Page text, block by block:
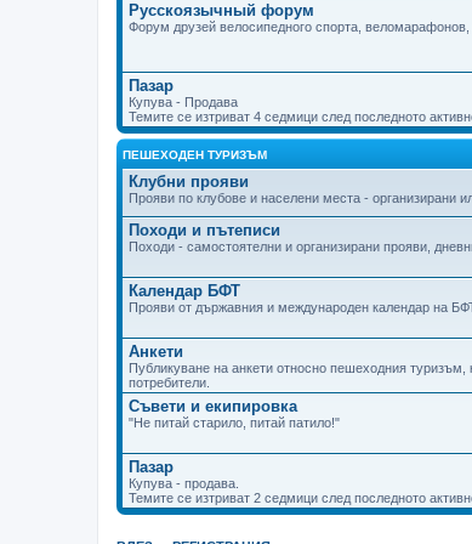
Русскоязычный форум
Форум друзей велосипедного спорта, веломарафонов,
Пазар
Купува - Продава
Темите се изтриват 4 седмици след последното
ПЕШЕХОДЕН ТУРИЗЪМ
Клубни прояви
Прояви по клубове и населени места - организирани
Походи и пътеписи
Походи - самостоятелни и организирани прояви,
Календар БФТ
Прояви от държавния и международен календар на
Анкети
Публикуване на анкети относно пешеходния туризъм,
потребители.
Съвети и екипировка
"Не питай старило, питай патило!"
Пазар
Купува - продава.
Темите се изтриват 2 седмици след последното